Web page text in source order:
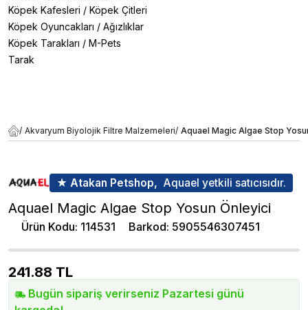
Köpek Kafesleri / Köpek Çitleri
Köpek Oyuncakları / Ağızlıklar
Köpek Tarakları / M-Pets
Tarak
/ Akvaryum Biyolojik Filtre Malzemeleri/ Aquael Magic Algae Stop
★ Atakan Petshop, Aquael yetkili satıcısıdır.
Aquael Magic Algae Stop Yosun Önleyici
Ürün Kodu: 114531 Barkod: 5905546307451
241.88 TL
Bugün sipariş verirseniz Pazartesi günü